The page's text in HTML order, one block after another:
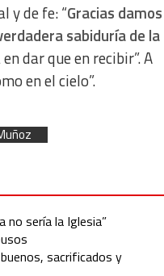
y de fe: “Gracias damos
sabiduría de la
dar que en recibir”. A
en el cielo”.
no sería la Iglesia”
sacrificados y